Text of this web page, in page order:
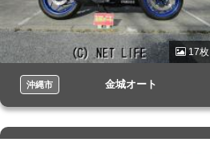
17枚
沖縄市 金城オート